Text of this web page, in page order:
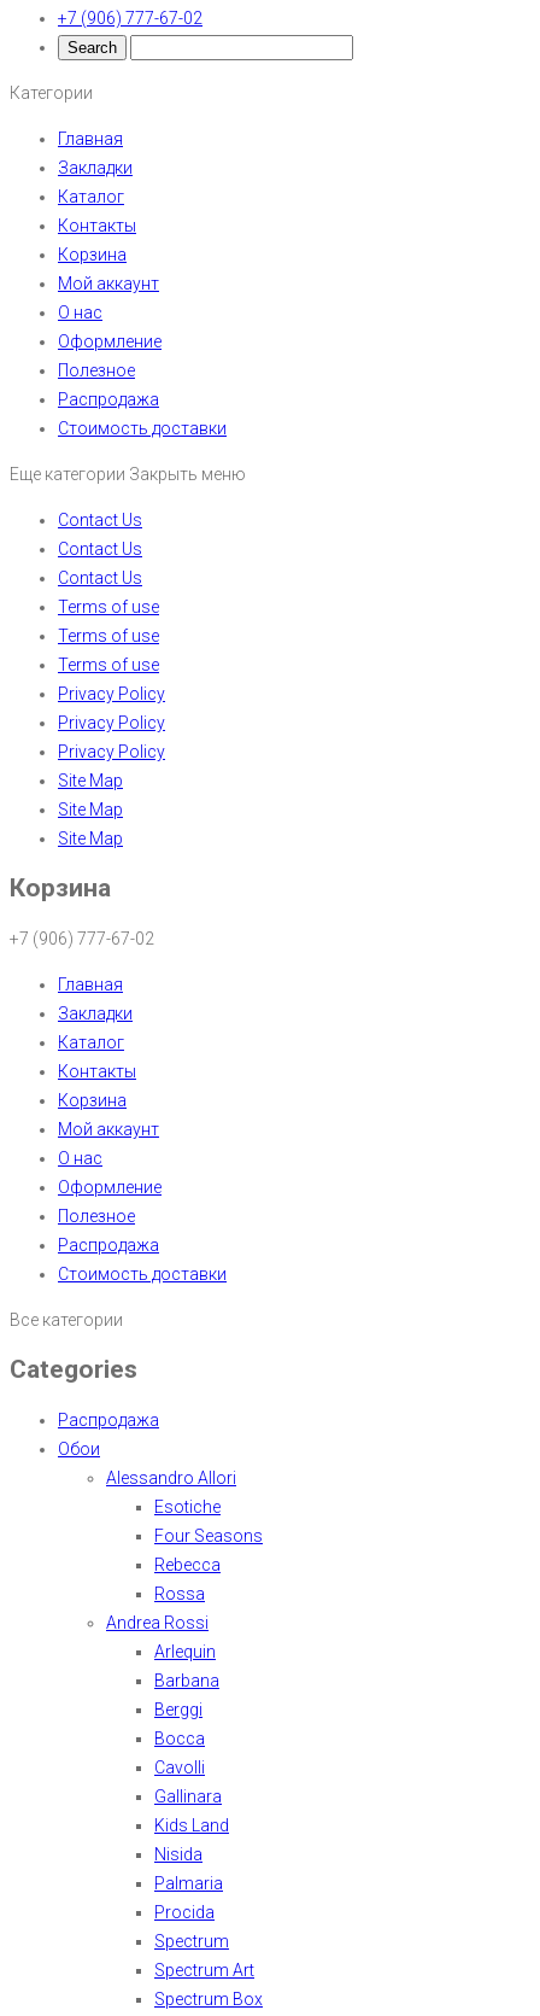
+7 (906) 777-67-02
Категории
Главная
Закладки
Каталог
Контакты
Корзина
Мой аккаунт
О нас
Оформление
Полезное
Распродажа
Стоимость доставки
Еще категории Закрыть меню
Contact Us
Contact Us
Contact Us
Terms of use
Terms of use
Terms of use
Privacy Policy
Privacy Policy
Privacy Policy
Site Map
Site Map
Site Map
Корзина
+7 (906) 777-67-02
Главная
Закладки
Каталог
Контакты
Корзина
Мой аккаунт
О нас
Оформление
Полезное
Распродажа
Стоимость доставки
Все категории
Categories
Распродажа
Обои
Alessandro Allori
Esotiche
Four Seasons
Rebecca
Rossa
Andrea Rossi
Arlequin
Barbana
Berggi
Bocca
Cavolli
Gallinara
Kids Land
Nisida
Palmaria
Procida
Spectrum
Spectrum Art
Spectrum Box